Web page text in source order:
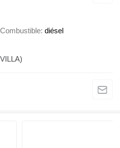
Combustible diésel